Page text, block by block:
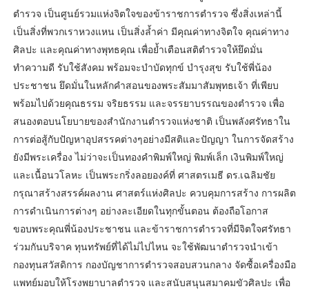
ตำรวจ เป็นศูนย์รวมแห่งจิตใจของข้าราชการตำรวจ ซึ่งสิ่งเหล่านี้
เป็นสิ่งที่พวกเราหวงแหน เป็นสิ่งล้ำค่า มีคุณค่าทางจิตใจ คุณค่าทาง
ศิลปะ และคุณค่าทางพุทธคุณ เพื่อย้ำเตือนสติตำรวจให้ยึดมั่น
ทำความดี รับใช้สังคม พร้อมจะบำบัดทุกข์ บำรุงสุข รับใช้พี่น้อง
ประชาชน ยึดมั่นในหลักคำสอนของพระสัมมาสัมพุทธเจ้า ที่เพียบ
พร้อมไปด้วยคุณธรรม จริยธรรม และจรรยาบรรณของตำรวจ เพื่อ
สนองตอบนโยบายของสำนักงานตำรวจแห่งชาติ เป็นพลังศรัทธาใน
การต่อสู้กับปัญหาอุปสรรคต่างๆอย่างมีสติและปัญญา ในการจัดสร้าง
ยังมีพระเครื่อง ไม่ว่าจะเป็นทองคำพิมพ์ใหญ่ พิมพ์เล็ก เงินพิมพ์ใหญ่
และเนื้อนวโลหะ เป็นพระกริ่งลอยองค์ที่ ศาสตรเมธี ดร.เฉลิมชัย
กรุณาสร้างสรรค์ผลงาน ศาสตร์แห่งศิลปะ ควบคุมการสร้าง การผลิต
การดำเนินการต่างๆ อย่างละเอียดในทุกขั้นตอน ต้องถือโอกาส
ขอบพระคุณพี่น้องประชาชน และข้าราชการตำรวจที่มีจิตใจศรัทธา
ร่วมกันบริจาค ทุนทรัพย์ที่ได้ไม่ไปไหน จะใช้พัฒนาตำรวจนำเข้า
กองทุนสวัสดิการ กองบัญชาการตำรวจสอบสวนกลาง จัดซื้อเครื่องมือ
แพทย์มอบให้โรงพยาบาลตำรวจ และสนับสนุนสมาคมขัวศิลปะ เพื่อ